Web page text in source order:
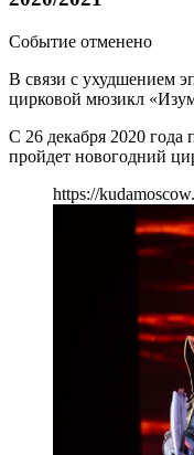
Событие отменено
В связи с ухудшением
цирковой мюзикл
С 26 декабря 2020 года
пройдет новогодний
https://